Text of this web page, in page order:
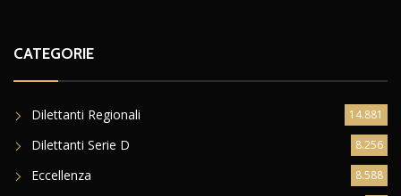
CATEGORIE
Dilettanti Regionali 14.881
Dilettanti Serie D 8.256
Eccellenza 8.588